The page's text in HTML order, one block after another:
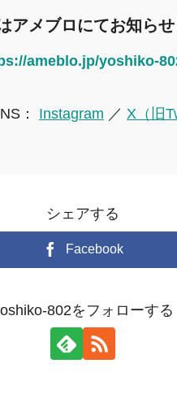
アメブロにてお知ら
ameblo.jp/yoshiko-
： Instagram ／ X（旧
シェアする
Facebook
802をフォローする